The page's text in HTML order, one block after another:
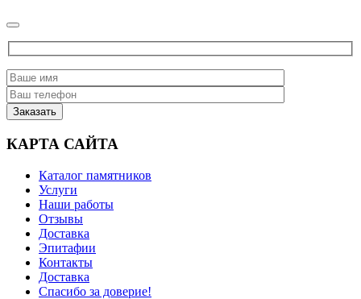
КАРТА САЙТА
Каталог памятников
Услуги
Наши работы
Отзывы
Доставка
Эпитафии
Контакты
Доставка
Спасибо за доверие!